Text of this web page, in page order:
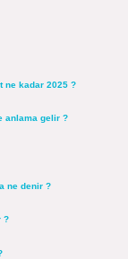
ne kadar 2025 ?
anlama gelir ?
ne denir ?
?